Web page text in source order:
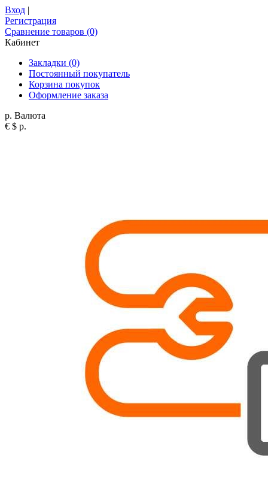
Вход |
Регистрация
Сравнение товаров (0)
Кабинет
Закладки (0)
Постоянный покупатель
Корзина покупок
Оформление заказа
р. Валюта
€ $ р.